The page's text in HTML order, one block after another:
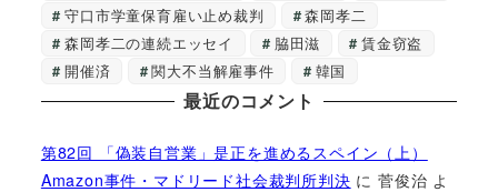
守口市学童保育雇い止め裁判
森岡孝二
森岡孝二の連続エッセイ
脇田滋
賃金窃盗
開催済
関大不当解雇事件 韓国
最近のコメント
第82回 「偽装自営業」是正を進めるスペイン（上）
Amazon事件・マドリード社会裁判所判決 に菅俊治 よ